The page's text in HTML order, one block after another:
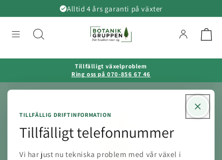
till
Alltid 4 års garanti på växter
Tillfälligt växelproblem
Ring oss på 070-856 67 46
TILLFÄLLIG DRIFTINFORMATION
Tillfälligt telefonnummer
Vi har just nu tekniska problem med vår växel i